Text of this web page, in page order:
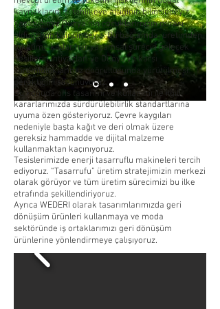
kaynaklarımızı tehlikeye attığının bilincindeyiz.
Yaşadığımız Dünya'nın çocuklarımızın mirası
olduğunun bilincindeyiz. Bu bağlamda, üretimden
tüketime kadar her yaşamsal sürecin gelecek
nesillerin ihtiyaçları ve Dünya'ya karşı
sorumluluklarımız doğrultusunda yürütülmesi
gerektiğini savunuyoruz.
Bu konuda ofis tasarımı ve kullanımı ile ilgili
kararlarımızda sürdürülebilirlik standartlarına
uyuma özen gösteriyoruz. Çevre kaygıları
nedeniyle başta kağıt ve deri olmak üzere
gereksiz hammadde ve dijital malzeme
kullanmaktan kaçınıyoruz.
Tesislerimizde enerji tasarruflu makineleri tercih
ediyoruz. “Tasarrufu” üretim stratejimizin merkezi
olarak görüyor ve tüm üretim sürecimizi bu ilke
etrafında şekillendiriyoruz.
Ayrıca WEDERI olarak tasarımlarımızda geri
dönüşüm ürünleri kullanmaya ve moda
sektöründe iş ortaklarımızı geri dönüşüm
ürünlerine yönlendirmeye çalışıyoruz.